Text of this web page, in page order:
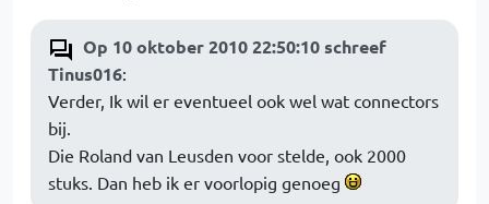
Op 10 oktober 2010 22:50:10 schreef
Tinus016:
Verder, Ik wil er eventueel ook wel wat connectors
bij.
Die Roland van Leusden voor stelde, ook 2000
stuks. Dan heb ik er voorlopig genoeg